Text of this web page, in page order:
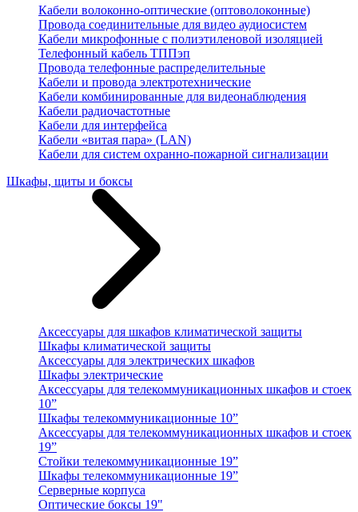
Кабели волоконно-оптические (оптоволоконные)
Провода соединительные для видео аудиосистем
Кабели микрофонные с полиэтиленовой изоляцией
Телефонный кабель ТППэп
Провода телефонные распределительные
Кабели и провода электротехнические
Кабели комбинированные для видеонаблюдения
Кабели радиочастотные
Кабели для интерфейса
Кабели «витая пара» (LAN)
Кабели для систем охранно-пожарной сигнализации
Шкафы, щиты и боксы
Аксессуары для шкафов климатической защиты
Шкафы климатической защиты
Аксессуары для электрических шкафов
Шкафы электрические
Аксессуары для телекоммуникационных шкафов и стоек
10”
Шкафы телекоммуникационные 10”
Аксессуары для телекоммуникационных шкафов и стоек
19”
Стойки телекоммуникационные 19”
Шкафы телекоммуникационные 19”
Серверные корпуса
Оптические боксы 19"